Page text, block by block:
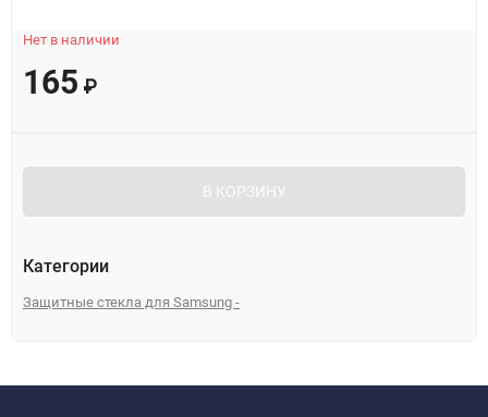
Нет в наличии
165 ₽
В КОРЗИНУ
Категории
Защитные стекла для Samsung -